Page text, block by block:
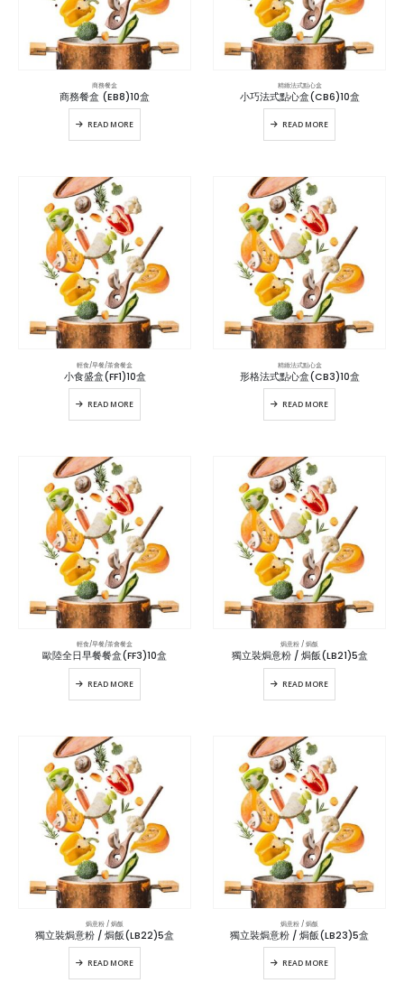
商務餐盒
商務餐盒 (EB8)10盒
READ MORE
精緻法式點心盒
小巧法式點心盒(CB6)10盒
READ MORE
輕食/早餐/茶會餐盒
小食盛盒(FF1)10盒
READ MORE
精緻法式點心盒
形格法式點心盒(CB3)10盒
READ MORE
輕食/早餐/茶會餐盒
歐陸全日早餐餐盒(FF3)10盒
READ MORE
焗意粉 / 焗飯
獨立裝焗意粉 / 焗飯(LB21)5盒
READ MORE
焗意粉 / 焗飯
獨立裝焗意粉 / 焗飯(LB22)5盒
READ MORE
焗意粉 / 焗飯
獨立裝焗意粉 / 焗飯(LB23)5盒
READ MORE